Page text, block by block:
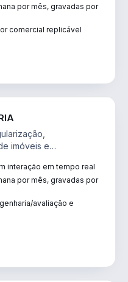
por mês, gravadas por
comercial replicável
imóveis e
interação em tempo real
por mês, gravadas por
avaliação e